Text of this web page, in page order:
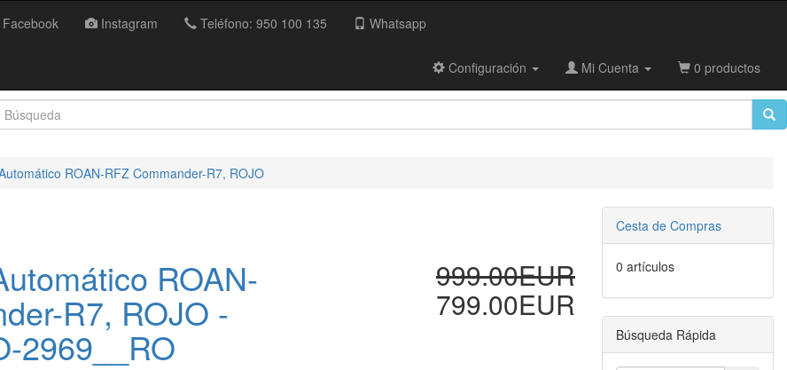
Facebook Instagram Teléfono: 950 100 135 Whatsapp
Configuración Mi Cuenta 0 productos
ROAN-RFZ Commander-R7, ROJO
ROAN-
R7, ROJO -
2969__RO
999.00EUR
799.00EUR
Cesta de Compras
0 artículos
Búsqueda Rápida